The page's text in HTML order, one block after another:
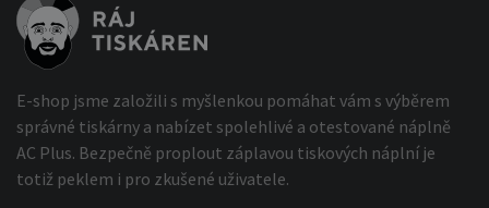
E-shop jsme založili s myšlenkou pomáhat vám s výběrem
správné tiskárny a nabízet spolehlivé a otestované náplně
AC Plus. Bezpečně proplout záplavou tiskových náplní je
totiž peklem i pro zkušené uživatele.